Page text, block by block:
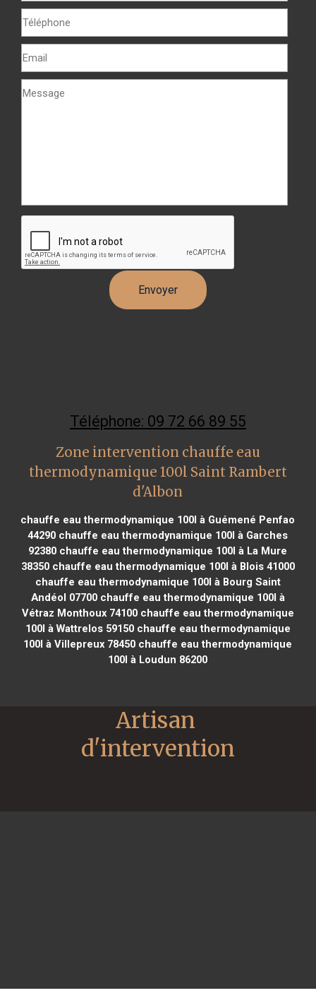
Téléphone: 09 72 66 89 55
Zone intervention chauffe eau
thermodynamique 100l Saint Rambert
d'Albon
chauffe eau thermodynamique 100l à Guémené Penfao
44290 chauffe eau thermodynamique 100l à Garches
92380 chauffe eau thermodynamique 100l à La Mure
38350chauffe eau thermodynamique 100l à Blois 41000
chauffe eau thermodynamique 100l à Bourg Saint
Andéol 07700chauffe eau thermodynamique 100l à
Vétraz Monthoux 74100chauffe eau thermodynamique
100l à Wattrelos 59150chauffe eau thermodynamique
100l à Villepreux 78450 chauffe eau thermodynamique
100l à Loudun 86200
Artisan
d'intervention